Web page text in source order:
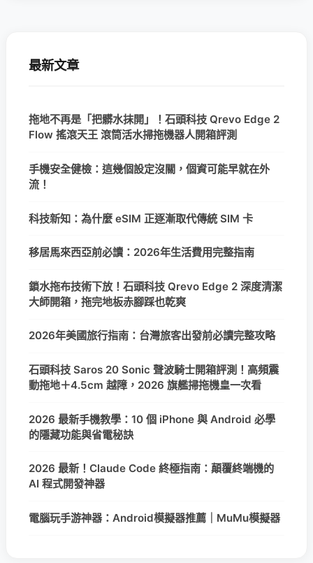
最新文章
拖地不再是「把髒水抹開」！石頭科技 Qrevo Edge 2
Flow 搖滾天王 滾筒活水掃拖機器人開箱評測
手機安全健檢：這幾個設定沒關，個資可能早就在外
流！
科技新知：為什麼 eSIM 正逐漸取代傳統 SIM 卡
移居馬來西亞前必讀：2026年生活費用完整指南
鎖水拖布技術下放！石頭科技 Qrevo Edge 2 深度清潔
大師開箱，拖完地板赤腳踩也乾爽
2026年美國旅行指南：台灣旅客出發前必讀完整攻略
石頭科技 Saros 20 Sonic 聲波騎士開箱評測！高頻震
動拖地＋4.5cm 越障，2026 旗艦掃拖機皇一次看
2026 最新手機教學：10 個 iPhone 與 Android 必學
的隱藏功能與省電秘訣
2026 最新！Claude Code 終極指南：顛覆終端機的
AI 程式開發神器
電腦玩手游神器：Android模擬器推薦｜MuMu模擬器